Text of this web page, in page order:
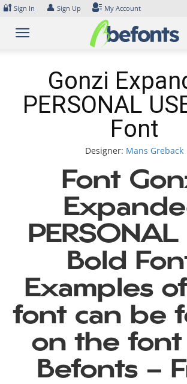
Skip
content
🔐 Sign In 👤 Sign Up My Account
Gonzi
PERSONAL
Font
Designer: Mans Greback
Font
PERSONAL
Bold
Examples
font can be
on the font
Befonts –